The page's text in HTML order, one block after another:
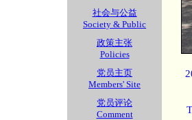
社会与公益
Society & Public
政策主张
Policies
党员主页
Members' Site
党员评论
Comment